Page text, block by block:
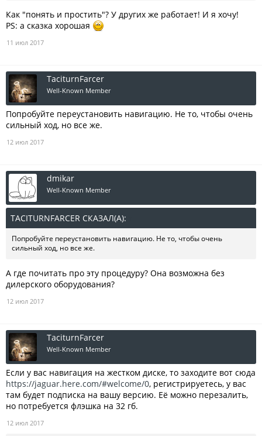
Как "понять и простить"? У других же работает! И я хочу!
PS: а сказка хорошая
11 июл 2017
TaciturnFarcer
Well-Known Member
Попробуйте переустановить навигацию. Не то, чтобы очень
сильный ход, но все же.
12 июл 2017
dmikar
Well-Known Member
TACITURNFARCER СКАЗАЛ(А):
Попробуйте переустановить навигацию. Не то, чтобы очень
сильный ход, но все же.
А где почитать про эту процедуру? Она возможна без
дилерского оборудования?
12 июл 2017
TaciturnFarcer
Well-Known Member
Если у вас навигация на жестком диске, то заходите вот сюда
https://jaguar.here.com/#welcome/0, регистрируетесь, у вас
там будет подписка на вашу версию. Её можно перезалить,
но потребуется флэшка на 32 гб.
12 июл 2017